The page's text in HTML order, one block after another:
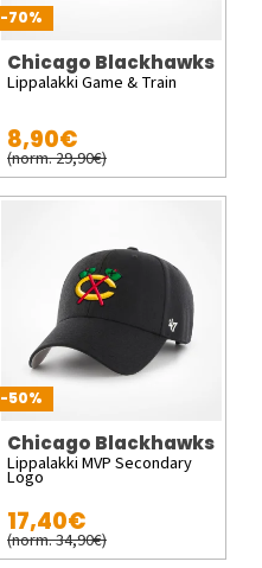
-70%
Chicago Blackhawks
Lippalakki Game & Train
8,90€
(norm. 29,90€)
-50%
Chicago Blackhawks
Lippalakki MVP Secondary
Logo
17,40€
(norm. 34,90€)